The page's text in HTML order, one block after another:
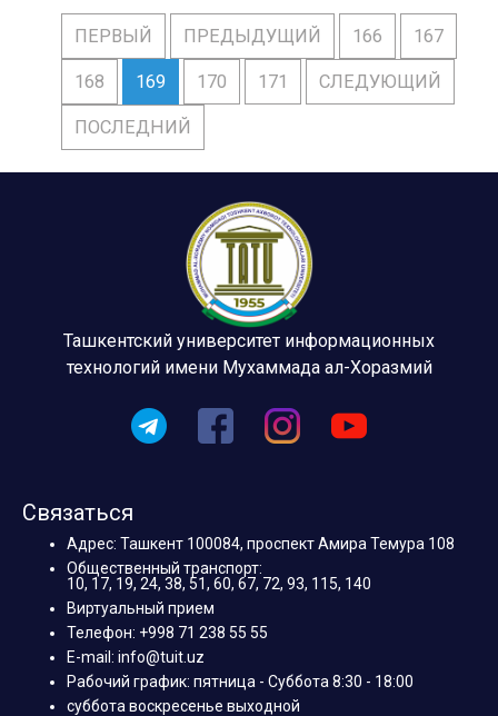
ПЕРВЫЙ ПРЕДЫДУЩИЙ 166 167
168 169 170 171 СЛЕДУЮЩИЙ
ПОСЛЕДНИЙ
Ташкентский университет информационных
технологий имени Мухаммада ал-Хоразмий
Связаться
Адрес: Ташкент 100084, проспект Амира Темура 108
Общественный транспорт:
10, 17, 19, 24, 38, 51, 60, 67, 72, 93, 115, 140
Виртуальный прием
Телефон: +998 71 238 55 55
E-mail: info@tuit.uz
Рабочий график: пятница - Суббота 8:30 - 18:00
суббота воскресенье выходной